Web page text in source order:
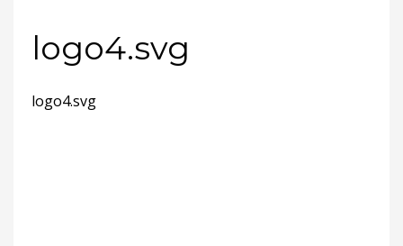
logo4.svg
logo4.svg